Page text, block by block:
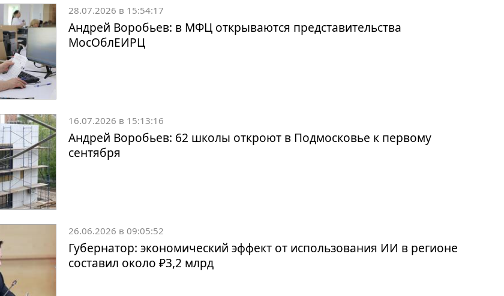
28.07.2026 в 15:54:17
Андрей Воробьев: в МФЦ открываются представительства
МосОблЕИРЦ
16.07.2026 в 15:13:16
Андрей Воробьев: 62 школы откроют в Подмосковье к первому
сентября
26.06.2026 в 09:05:52
Губернатор: экономический эффект от использования ИИ в регионе
составил около ₽3,2 млрд